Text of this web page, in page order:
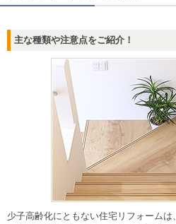
主な種類や注意点をご紹介！
少子高齢化にともない住宅リフォーム